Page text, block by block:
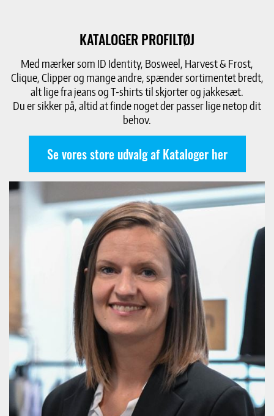
KATALOGER PROFILTØJ
Med mærker som ID Identity, Bosweel, Harvest & Frost,
Clique, Clipper og mange andre, spænder sortimentet bredt,
alt lige fra jeans og T-shirts til skjorter og jakkesæt.
Du er sikker på, altid at finde noget der passer lige netop dit
behov.
Se vores store udvalg af Kataloger her